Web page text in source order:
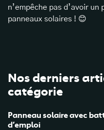
n’empêche pas d’avoir
panneaux solaires ! 😊
Nos derniers
catégorie
Panneau solaire avec
d’emploi